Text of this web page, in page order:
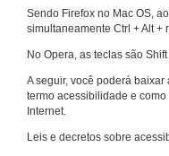
Sendo Firefox no Mac OS,
simultaneamente Ctrl + Alt +
No Opera, as teclas são
A seguir, você poderá
termo acessibilidade e como
Internet.
Leis e decretos sobre